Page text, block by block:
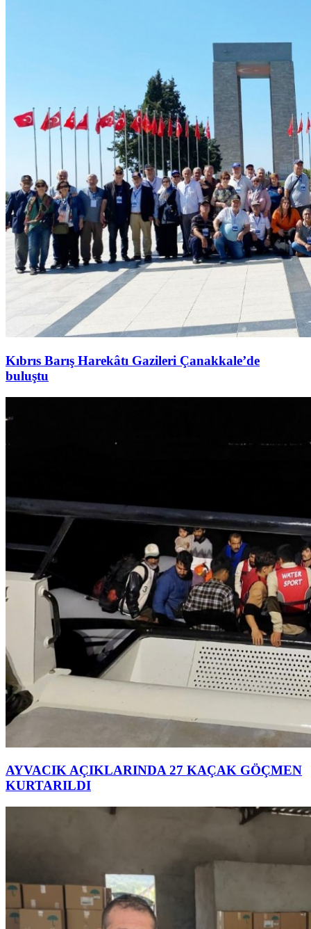
Kıbrıs Barış Harekâtı Gazileri Çanakkale’de
buluştu
AYVACIK AÇIKLARINDA 27 KAÇAK GÖÇMEN
KURTARILDI